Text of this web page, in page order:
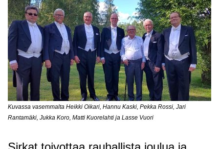
Kuvassa vasemmalta Heikki Oikari, Hannu Kaski, Pekka Rossi, Jari
Rantamäki, Jukka Koro, Matti Kuorelahti ja Lasse Vuori